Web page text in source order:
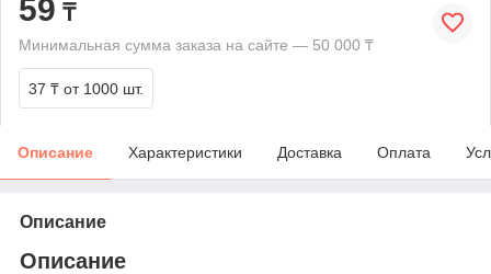
59 ₸
Минимальная сумма заказа на сайте — 50 000 ₸
37 ₸ от 1000 шт.
Описание Характеристики Доставка Оплата
Описание
Описание